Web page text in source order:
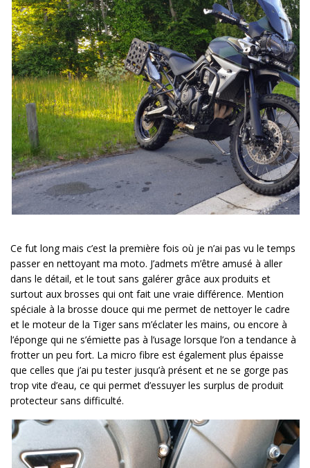
Ce fut long mais c’est la première fois où je n’ai pas vu le temps
passer en nettoyant ma moto. J’admets m’être amusé à aller
dans le détail, et le tout sans galérer grâce aux produits et
surtout aux brosses qui ont fait une vraie différence. Mention
spéciale à la brosse douce qui me permet de nettoyer le cadre
et le moteur de la Tiger sans m’éclater les mains, ou encore à
l’éponge qui ne s’émiette pas à l’usage lorsque l’on a tendance à
frotter un peu fort. La micro fibre est également plus épaisse
que celles que j’ai pu tester jusqu’à présent et ne se gorge pas
trop vite d’eau, ce qui permet d’essuyer les surplus de produit
protecteur sans difficulté.